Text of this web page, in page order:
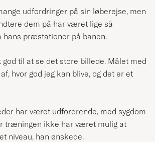
udfordringer på sin løberejse, men
dem på har været lige så
hans præstationer på banen.
god til at se det store billede. Målet med
hvor god jeg kan blive, og det er et
har været udfordrende, med sygdom
træningen ikke har været mulig at
niveau, han ønskede.